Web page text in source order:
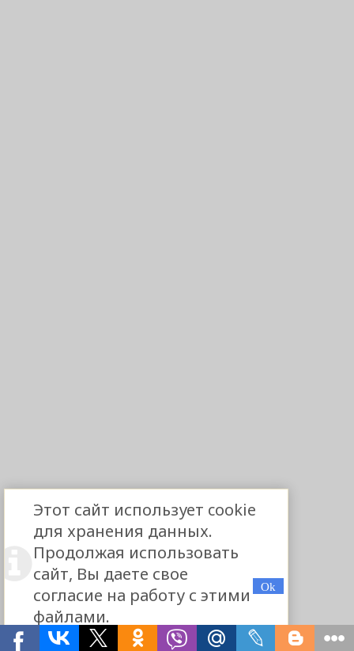
Этот сайт использует cookie
для хранения данных.
Продолжая использовать
сайт, Вы даете свое
согласие на работу с этими
файлами.